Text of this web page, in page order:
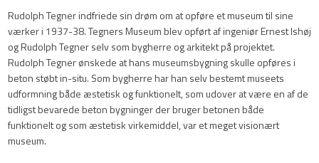
Rudolph Tegner indfriede sin drøm om at opføre et museum til sine
værker i 1937-38. ​Tegners Museum blev opført af ingeniør Ernest Ishøj
og Rudolph Tegner selv som bygherre og arkitekt på projektet.
Rudolph Tegner ønskede at hans museumsbygning skulle opføres i
beton støbt in-situ. Som bygherre har han selv bestemt museets
udformning både æstetisk og funktionelt, som udover at være en af de
tidligst bevarede beton bygninger der bruger betonen både
funktionelt og som æstetisk virkemiddel, var et meget visionært
museum.